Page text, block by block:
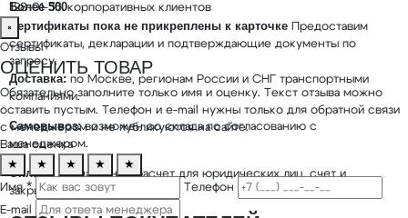
128-01-36.
Сертификаты пока не прикреплены к карточке
Предоставим
сертификаты, декларации и подтверждающие документы по
запросу.
Доставка: по Москве, регионам России и СНГ транспортными
компаниями.
Самовывоз:возможен со склада по согласованию с
менеджером.
Оплата:безналичный расчет для юридических лиц, счет и
закрывающие документы.
Более 500корпоративных клиентов
×
Отзывы
ОЦЕНИТЬ ТОВАР
Обязательно заполните только имя и оценку. Текст отзыва можно
оставить пустым. Телефон и e-mail нужны только для обратной связи
с менеджером и не публикуются на сайте.
Ваша оценка
★
★ ★ ★
★
Имя *
Телефон
E-mail